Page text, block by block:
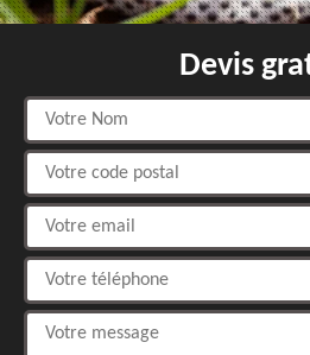
Devis